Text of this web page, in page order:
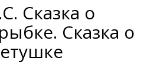
Сказка о
Сказка о